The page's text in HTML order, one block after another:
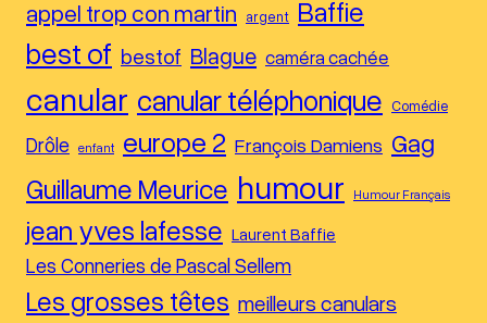
appel trop con martin argent Baffie
best of bestof Blague caméra cachée
canular canular téléphonique Comédie
Drôle enfant europe 2 François Damiens Gag
Guillaume Meurice humour Humour Français
jean yves lafesse Laurent Baffie
Les Conneries de Pascal Sellem
Les grosses têtes meilleurs canulars